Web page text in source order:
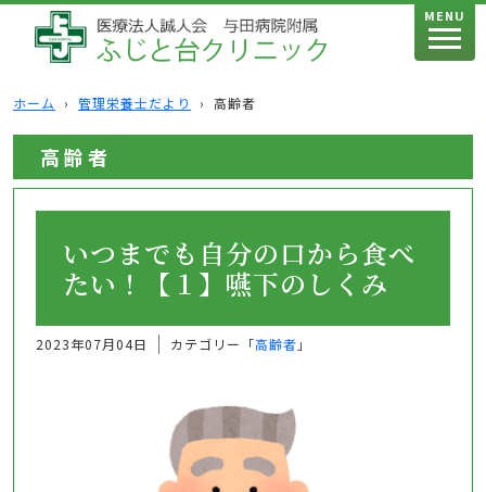
MENU
ホーム › 管理栄養士だより › 高齢者
高齢者
いつまでも自分の口から食べ
たい！【１】嚥下のしくみ
2023年07月04日 カテゴリー「高齢者 」